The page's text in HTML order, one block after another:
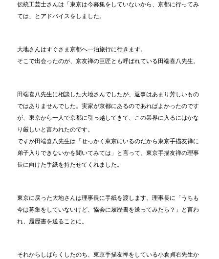
伝統工芸士さんは「東京は今募集をしていないから、京都に行ってみ
ては」とアドバイスをしました。
大地さんはすぐさま京都へ一泊旅行に行きます。
そこで出会ったのが、京友禅の巨匠とも呼ばれている田端喜八先生。
田端喜八先生に相談した大地さんでしたが、返事はあまり芳しいもの
ではありませんでした。実家が京都にあるのであればよかったのです
が、東京から一人で京都に引っ越してきて、この業界に入るにはかな
り厳しいと言われたのです。
ですが田端喜八先生は「せっかく東京にいるのだから東京手描友禅に
弟子入りできないかを聞いてみては」と言って、東京手描友禅の理事
長に向けた手紙を持たせてくれました。
東京に戻った大地さんは理事長に手紙を渡します。理事長に「うちも
今は募集をしていないけど、協会に履歴書を送ってみたら？」と言わ
れ、履歴書を送ることに。
それからしばらくしたのち、東京手描友禅をしている小倉貞右先生か